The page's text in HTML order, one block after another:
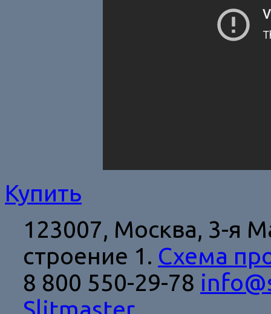
Купить
123007, Москва, 3-я
строение 1. Схема
8 800 550-29-78
Slitmaster.